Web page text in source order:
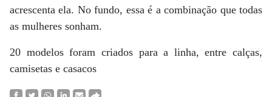
acrescenta ela. No fundo, essa é a combinação que todas
as mulheres sonham.
20 modelos foram criados para a linha, entre calças,
camisetas e casacos